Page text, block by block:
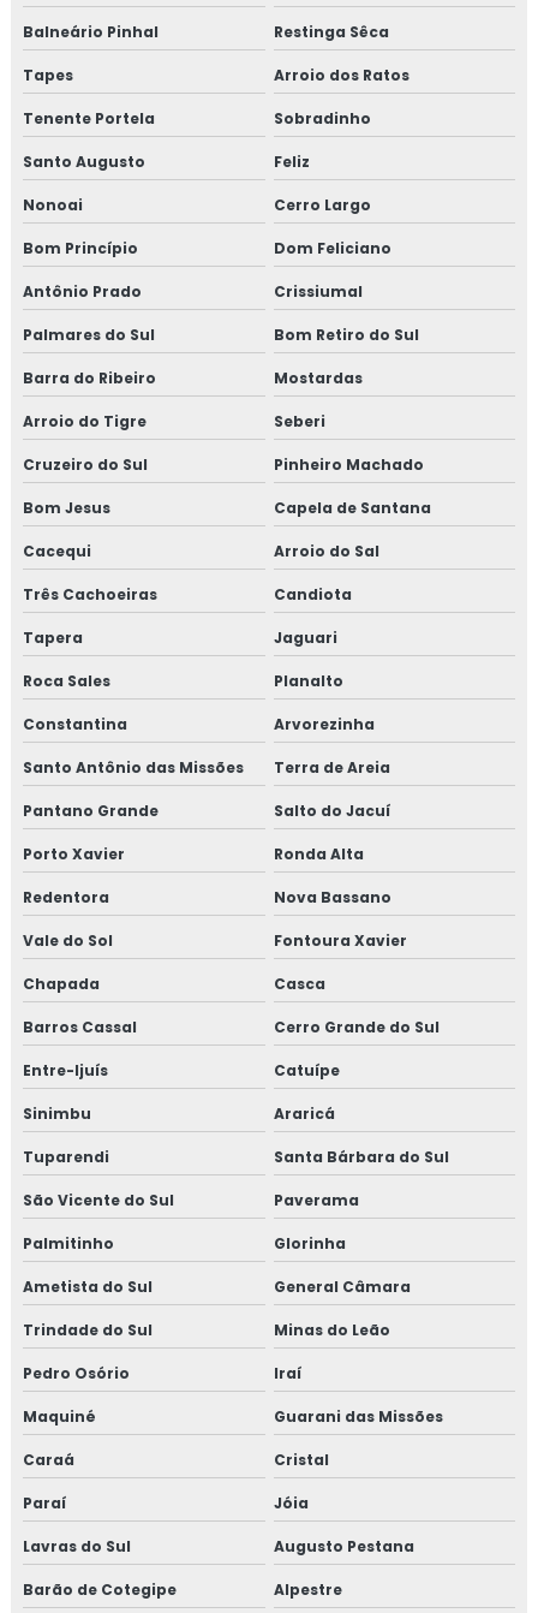
Forno a lenha grande
Forno à lenha inox
Forno a lenha moderno
Forno para pão
Janela em aço
Janela veneziana de correr
Janela vitrô de correr
Kit de lareira
Lareira de canto grande
Lareira de canto a lenha
Lareira de canto moderna
Lareira de canto pronta
Lareira de canto quadrada
Lareira de canto na sala
Lareira a lenha de canto
Lareira metálica de canto
Lareira moderna de canto
Porta basculante 80x120
Porta basculante 90x120
Porta de correr quadriculada 1 folha
Porta quadriculada para cozinha
Preço de cano para lareira
Queimador de jipão
Tampa para disco
Balneário Pinhal Restinga Sêca
Tapes Arroio dos Ratos
Tenente Portela Sobradinho
Santo Augusto Feliz
Nonoai Cerro Largo
Bom Princípio Dom Feliciano
Antônio Prado Crissiumal
Palmares do Sul Bom Retiro do Sul
Barra do Ribeiro Mostardas
Arroio do Tigre Seberi
Cruzeiro do Sul Pinheiro Machado
Bom Jesus Capela de Santana
Cacequi Arroio do Sal
Três Cachoeiras Candiota
Tapera Jaguari
Roca Sales Planalto
Constantina Arvorezinha
Santo Antônio das Missões Terra de Areia
Pantano Grande Salto do Jacuí
Porto Xavier Ronda Alta
Redentora Nova Bassano
Vale do Sol Fontoura Xavier
Chapada Casca
Barros Cassal Cerro Grande do Sul
Entre-Ijuís Catuípe
Sinimbu Araricá
Tuparendi Santa Bárbara do Sul
São Vicente do Sul Paverama
Palmitinho Glorinha
Ametista do Sul General Câmara
Trindade do Sul Minas do Leão
Pedro Osório Iraí
Maquiné Guarani das Missões
Caraá Cristal
Paraí Jóia
Lavras do Sul Augusto Pestana
Barão de Cotegipe Alpestre